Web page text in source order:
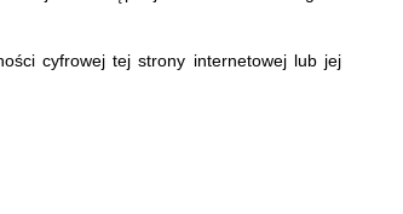
cyfrowej tej strony internetowej lub jej